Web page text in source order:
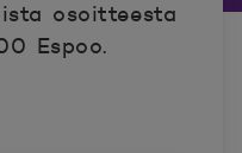
osoitteesta
Espoo.